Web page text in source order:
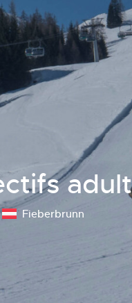
Fieberbrunn